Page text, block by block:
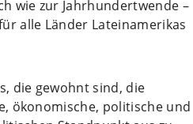
wie zur Jahrhundertwende –
alle Länder Lateinamerikas
die gewohnt sind, die
ökonomische, politische und